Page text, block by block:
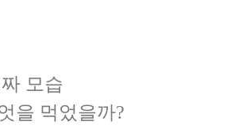
모습
을 먹었을까?